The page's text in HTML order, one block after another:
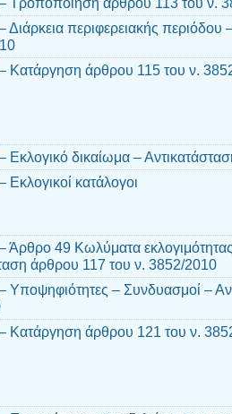
περιφερειακής περιόδου
Κατάργηση άρθρου 115 του ν.
Εκλογικό δικαίωμα –
κατάλογοι
Άρθρο 49 Κωλύματα
άρθρου 117 του ν. 3852/2010
Υποψηφιότητες – Συνδυασμοί –
Κατάργηση άρθρου 121 του ν.